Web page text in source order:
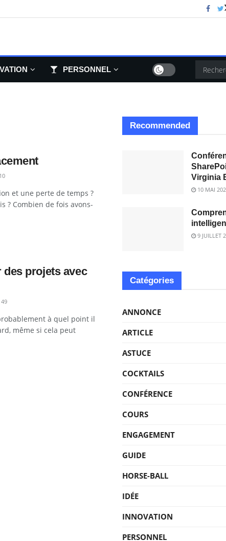
PERSONNEL
et une perte de temps ?
? Combien de fois avons-
des projets avec
49
à quel point il
même si cela peut
Recommended
Virginia
10 MAI
9 JUILLET
Catégories
ANNONCE
ARTICLE
ASTUCE
COCKTAILS
CONFÉRENCE
COURS
ENGAGEMENT
GUIDE
HORSE-BALL
IDÉE
INNOVATION
PERSONNEL